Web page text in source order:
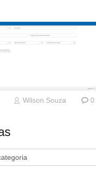
Wilson Souza 0